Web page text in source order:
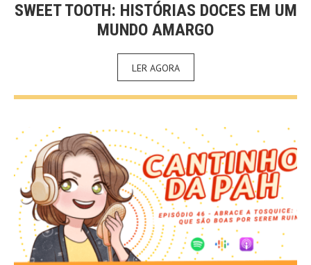
SWEET TOOTH: HISTÓRIAS DOCES EM UM
MUNDO AMARGO
LER AGORA